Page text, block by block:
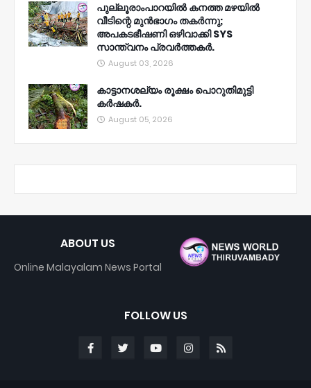
പുല്ലൂരാംപാറയിൽ കനത്ത മഴയിൽ
വീടിന്റെ മുൻഭാഗം തകർന്നു;
അപകടഭീഷണി ഒഴിവാക്കി SYS
സാന്ത്വനം പ്രവർത്തകർ.
August 03, 2026
കാട്ടാനശല്യം രൂക്ഷം പൊറുതിമുട്ടി
കർഷകർ.
August 05, 2026
ABOUT US
Online Malayalam News Portal
FOLLOW US